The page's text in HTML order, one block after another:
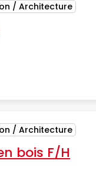
/ Architecture
/ Architecture
bois F/H